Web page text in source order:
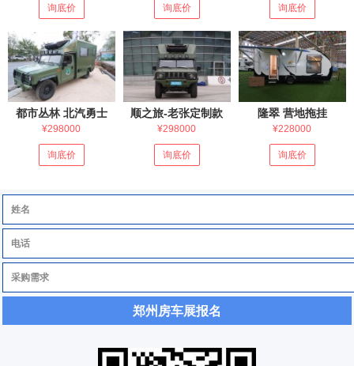
询底价 询底价 询底价
都市丛林 北汽勇士
¥298000
询底价
顺之旅-老张定制款
¥298000
询底价
隆翠 营地拖挂
¥228000
询底价
郑州房车展报名